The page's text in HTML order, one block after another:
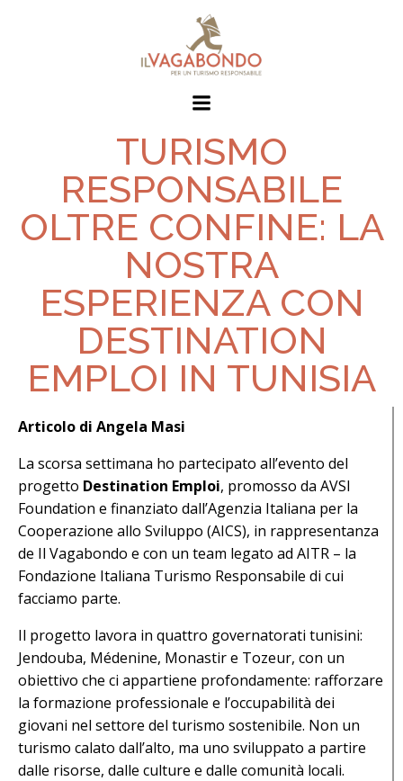
TURISMO
RESPONSABILE
OLTRE CONFINE: LA
NOSTRA
ESPERIENZA CON
DESTINATION
EMPLOI IN TUNISIA
Articolo di Angela Masi
La scorsa settimana ho partecipato all’evento del
progetto Destination Emploi, promosso da AVSI
Foundation e finanziato dall’Agenzia Italiana per la
Cooperazione allo Sviluppo (AICS), in rappresentanza
de Il Vagabondo e con un team legato ad AITR – la
Fondazione Italiana Turismo Responsabile di cui
facciamo parte.
Il progetto lavora in quattro governatorati tunisini:
Jendouba, Médenine, Monastir e Tozeur, con un
obiettivo che ci appartiene profondamente: rafforzare
la formazione professionale e l’occupabilità dei
giovani nel settore del turismo sostenibile. Non un
turismo calato dall’alto, ma uno sviluppato a partire
dalle risorse, dalle culture e dalle comunità locali.